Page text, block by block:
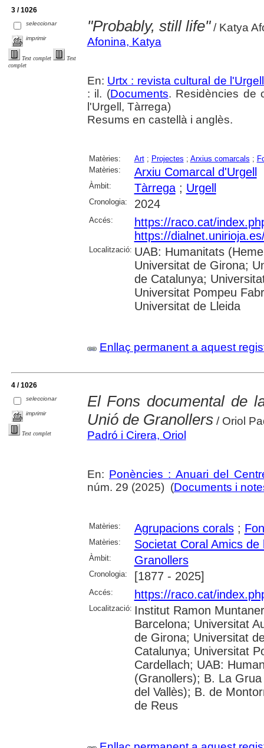
3 / 1026
seleccionar
imprimir
Text complet
Text
complet
"Probably, still life"/ Katya
Afonina, Katya
En: Urtx : revista cultural de l'Urgell
: il. (Documents. Residències de
l'Urgell, Tàrrega)
Resums en castellà i anglès.
Matèries: Art; Projectes ; Arxius comarcals ;
Matèries:
Arxiu Comarcal d'Urgell
Àmbit: Tàrrega; Urgell
Cronologia: 2024
Accés:
https://raco.cat/
https://
Localització: UAB: Humanitats
Universitat de Girona;
de Catalunya;
Universitat Pompeu
Universitat de Lleida
Enllaç permanent a aquest
4 / 1026
seleccionar
imprimir
Text complet
El Fons documental de
Unió de Granollers/ Oriol
Padró i Cirera, Oriol
En: Ponències : Anuari del
núm. 29 (2025) (Documents i
Matèries: Agrupacions corals;
Matèries: Societat Coral Amics
Àmbit: Granollers
Cronologia: [1877 - 2025]
Accés: https://raco.cat/
Localització: Institut Ramon
Barcelona; Universitat
de Girona; Universitat
Catalunya; Universitat
Cardellach; UAB:
(Granollers); B. La
del Vallès); B. de
de Reus